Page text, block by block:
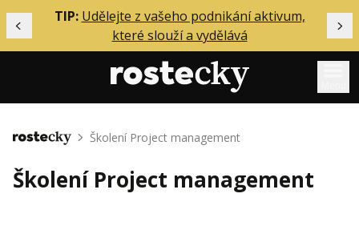
Předchozí
TIP: Udělejte z vašeho podnikání aktivum,
které slouží a vydělává
Mentoring
Podcasty
Solo
Domů Školení Project management
Školení Project management